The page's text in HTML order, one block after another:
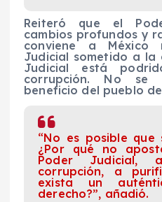
Reiteró que el
cambios profundos y
conviene a México
Judicial sometido a la
Judicial está
corrupción. No se
beneficio del pueblo
“No es posible que
¿Por qué no
Poder Judicial,
corrupción, a
exista un
derecho?”, añadió.